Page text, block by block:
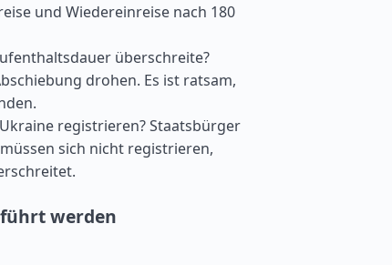
und Wiedereinreise nach 180
überschreite?
drohen. Es ist ratsam,
registrieren? Staatsbürger
sich nicht registrieren,
werden